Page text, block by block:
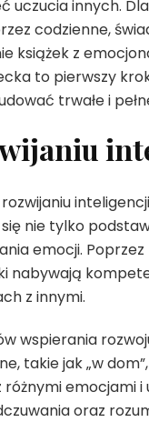
uczucia innych.
codzienne,
książek z
to pierwszy
trwałe i
nie tylko
emocji.
nabywają
z innymi.
wspierania
takie jak „w
emocjami
oraz